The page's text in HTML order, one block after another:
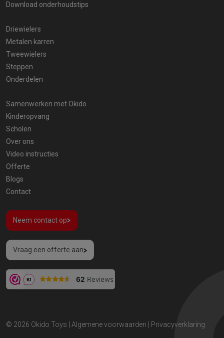
Download onderhoudstips
Driewielers
Metalen karren
Tweewielers
Steppen
Onderdelen
Samenwerken met Okido
Kinderopvang
Scholen
Over ons
Video instructies
Offerte
Blogs
Contact
Neem contact op
Vraag een offerte aan
© 2026 Okido Toys Algemene voorwaarden Privacyverklaring